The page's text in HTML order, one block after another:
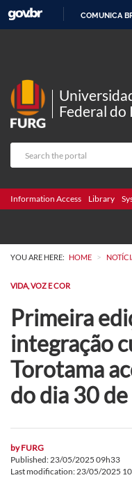
COMUNICA
Federal do
Information Access Library
YOU ARE HERE: HOME >
VIDA, VOZ E COR
Primeira
integração
Torotama
do dia 30
byFURG
Published: 23/05/2025 09h33
Last modification: 23/05/2025